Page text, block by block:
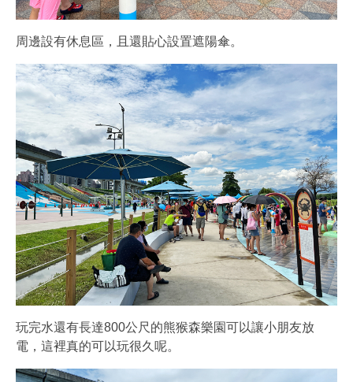
周邊設有休息區，且還貼心設置遮陽傘。
玩完水還有長達800公尺的熊猴森樂園可以讓小朋友放
電，這裡真的可以玩很久呢。